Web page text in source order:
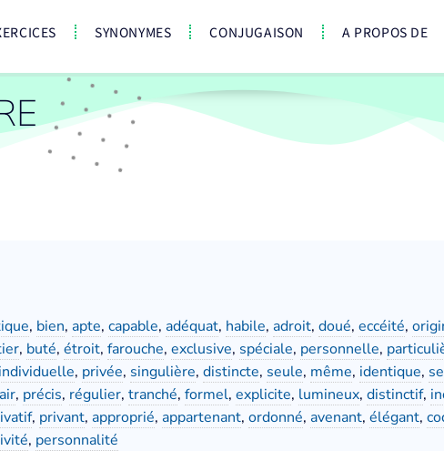
SYNONYMES CONJUGAISON A PROPOS DE
, bien, apte, capable, adéquat, habile, adroit, doué, eccéité,
, buté, étroit, farouche, exclusive, spéciale, personnelle,
individuelle, privée, singulière, distincte, seule, même, identique,
, précis, régulier, tranché, formel, explicite, lumineux, distinctif,
, privant, approprié, appartenant, ordonné, avenant, élégant,
, personnalité